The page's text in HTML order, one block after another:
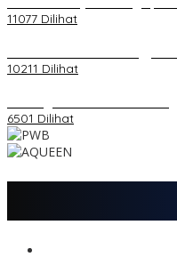
11077 Dilihat
10211 Dilihat
6501 Dilihat